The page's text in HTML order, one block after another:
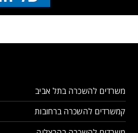
משרדים להשכרה בתל אביב
קמשרדים להשכרה ברחובות